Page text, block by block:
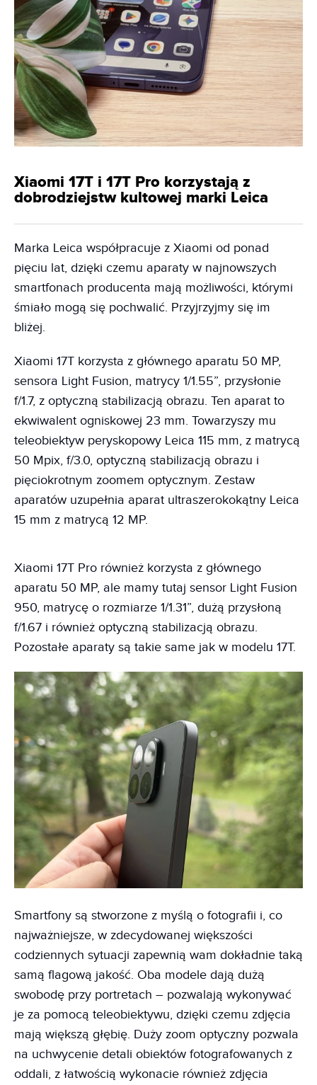
Xiaomi 17T i 17T Pro korzystają z
dobrodziejstw kultowej marki Leica
Marka Leica współpracuje z Xiaomi od ponad
pięciu lat, dzięki czemu aparaty w najnowszych
smartfonach producenta mają możliwości, którymi
śmiało mogą się pochwalić. Przyjrzyjmy się im
bliżej.
Xiaomi 17T korzysta z głównego aparatu 50 MP,
sensora Light Fusion, matrycy 1/1.55”, przysłonie
f/1.7, z optyczną stabilizacją obrazu. Ten aparat to
ekwiwalent ogniskowej 23 mm. Towarzyszy mu
teleobiektyw peryskopowy Leica 115 mm, z matrycą
50 Mpix, f/3.0, optyczną stabilizacją obrazu i
pięciokrotnym zoomem optycznym. Zestaw
aparatów uzupełnia aparat ultraszerokokątny Leica
15 mm z matrycą 12 MP.
Xiaomi 17T Pro również korzysta z głównego
aparatu 50 MP, ale mamy tutaj sensor Light Fusion
950, matrycę o rozmiarze 1/1.31”, dużą przysłoną
f/1.67 i również optyczną stabilizacją obrazu.
Pozostałe aparaty są takie same jak w modelu 17T.
Smartfony są stworzone z myślą o fotografii i, co
najważniejsze, w zdecydowanej większości
codziennych sytuacji zapewnią wam dokładnie taką
samą flagową jakość. Oba modele dają dużą
swobodę przy portretach – pozwalają wykonywać
je za pomocą teleobiektywu, dzięki czemu zdjęcia
mają większą głębię. Duży zoom optyczny pozwala
na uchwycenie detali obiektów fotografowanych z
oddali, z łatwością wykonacie również zdjęcia